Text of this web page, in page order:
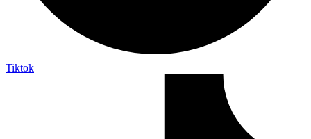
Tiktok